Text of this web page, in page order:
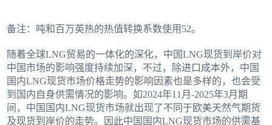
备注：吨和百万英热的热值转换系数使用52。
随着全球LNG贸易的一体化的深化，中国LNG现货到岸价对
中国市场的影响强度持续加深，不过，除进口成本外，中国
国内LNG现货市场价格走势的影响因素也是多样的，也会受
到国内自身供需情况的影响。如2024年11月-2025年3月期
间，中国国内LNG现货市场就出现了不同于欧美天然气期货
及现货到岸价的走势。因此中国国内LNG现货市场的供需基